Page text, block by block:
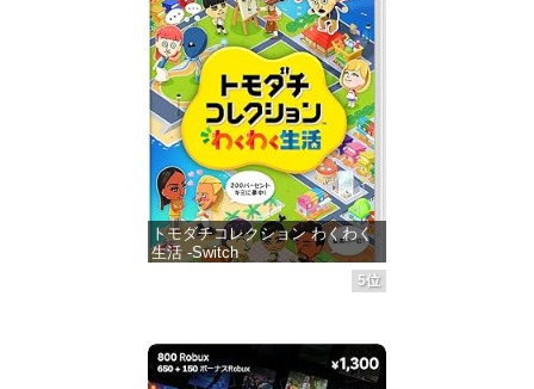
トモダチコレクション わくわく
生活 -Switch
価格：¥6,155
5位